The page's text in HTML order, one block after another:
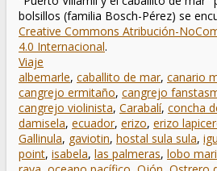
bolsillos (familia Bosch-Pérez) se
Creative Commons Atribución-
4.0 Internacional.
Viaje
albemarle, caballito de mar, canario
cangrejo ermitaño, cangrejo
cangrejo violinista, Carabalí, concha
damisela, ecuador, erizo, erizo
Gallinula, gaviotin, hostal sula sula,
point, isabela, las palmeras, lobo